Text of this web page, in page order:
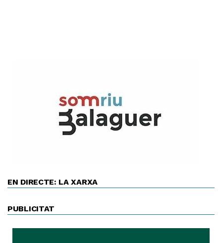
EN DIRECTE: LA XARXA
PUBLICITAT